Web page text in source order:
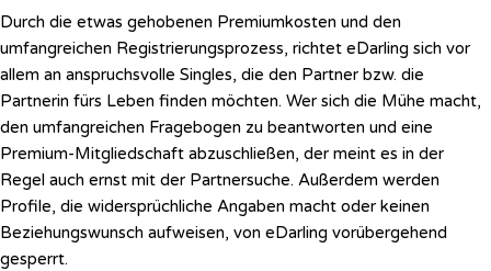
Durch die etwas gehobenen Premiumkosten und den
umfangreichen Registrierungsprozess, richtet eDarling sich vor
allem an anspruchsvolle Singles, die den Partner bzw. die
Partnerin fürs Leben finden möchten. Wer sich die Mühe macht,
den umfangreichen Fragebogen zu beantworten und eine
Premium-Mitgliedschaft abzuschließen, der meint es in der
Regel auch ernst mit der Partnersuche. Außerdem werden
Profile, die widersprüchliche Angaben macht oder keinen
Beziehungswunsch aufweisen, von eDarling vorübergehend
gesperrt.